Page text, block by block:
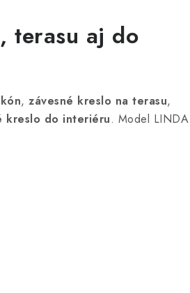
terasu aj do
, závesné kreslo na terasu,
kreslo do interiéru. Model LINDA